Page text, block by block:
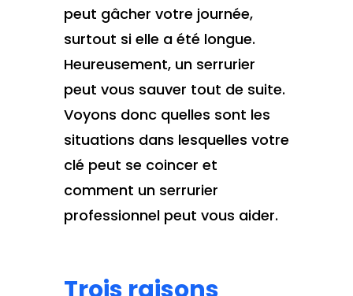
peut gâcher votre journée,
surtout si elle a été longue.
Heureusement, un serrurier
peut vous sauver tout de suite.
Voyons donc quelles sont les
situations dans lesquelles votre
clé peut se coincer et
comment un serrurier
professionnel peut vous aider.